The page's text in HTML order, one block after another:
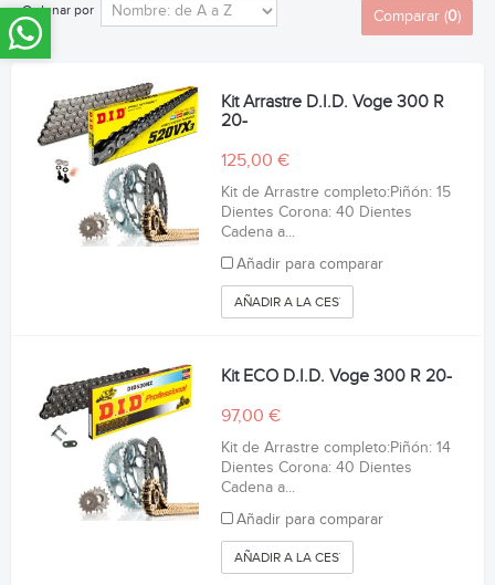
Ordenar por Comparar (0)
Kit Arrastre D.I.D. Voge 300 R
20-
125,00 €
Kit de Arrastre completo:Piñón: 15
Dientes Corona: 40 Dientes
Cadena a...
Añadir para comparar
AÑADIR A LA CESTA
Kit ECO D.I.D. Voge 300 R 20-
97,00 €
Kit de Arrastre completo:Piñón: 14
Dientes Corona: 40 Dientes
Cadena a...
Añadir para comparar
AÑADIR A LA CESTA